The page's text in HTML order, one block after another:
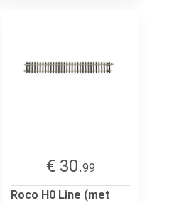
€ 30.99
Roco H0 Line (met